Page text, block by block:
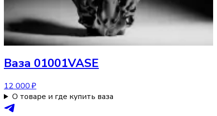
Ваза 01001VASE
12 000 ₽
О товаре и где купить ваза